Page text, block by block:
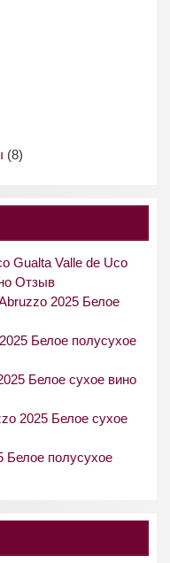
(8)
Gualta Valle de Uco
Отзыв
2025 Белое
Белое полусухое
Белое сухое вино
2025 Белое сухое
Белое полусухое